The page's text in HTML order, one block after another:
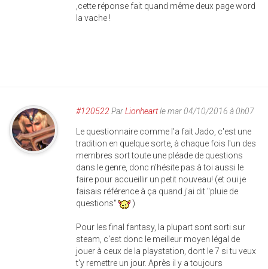
,cette réponse fait quand même deux page word
la vache !
#120522 ParLionheartle mar 04/10/2016 à 0h07
Le questionnaire comme l'a fait Jado, c'est une
tradition en quelque sorte, à chaque fois l'un des
membres sort toute une pléade de questions
dans le genre, donc n'hésite pas à toi aussi le
faire pour accueillir un petit nouveau! (et oui je
faisais référence à ça quand j'ai dit "pluie de
questions"
)
Pour les final fantasy, la plupart sont sorti sur
steam, c'est donc le meilleur moyen légal de
jouer à ceux de la playstation, dont le 7 si tu veux
t'y remettre un jour. Après il y a toujours